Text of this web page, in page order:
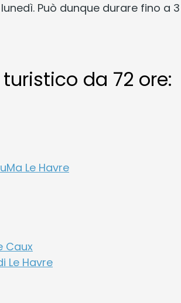
Può dunque durare fino a
da 72 ore:
Le Havre
Caux
Le Havre